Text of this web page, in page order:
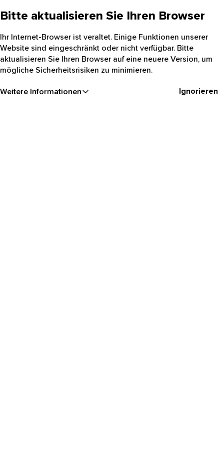
Bitte aktualisieren Sie Ihren Browser
Ihr Internet-Browser ist veraltet. Einige Funktionen unserer
Website sind eingeschränkt oder nicht verfügbar. Bitte
aktualisieren Sie Ihren Browser auf eine neuere Version, um
mögliche Sicherheitsrisiken zu minimieren.
Weitere Informationen Ignorieren